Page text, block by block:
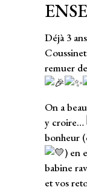
Déjà 3
remuer
On a
y croire…
bonheur
) en
babine
et vos